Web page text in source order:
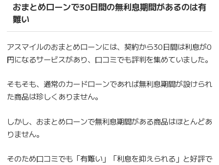
おまとめローンで30日間の無利息期間があるのは有
難い
アスマイルのおまとめローンには、契約から30日間は利息が0
円になるサービスがあり、口コミでも評判を集めていました。
そもそも、通常のカードローンであれば無利息期間が設けられ
た商品は珍しくありません。
しかし、おまとめローンで無利息期間がある商品はほとんどあ
りません。
そのため口コミでも「有難い」「利息を抑えられる」と好評で